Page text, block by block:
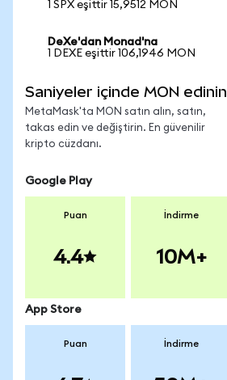
1 SPX eşittir 15,9512 MON
DeXe'dan Monad'na
1 DEXE eşittir 106,1946 MON
Saniyeler içinde MON edinin
MetaMask'ta MON satın alın, satın,
takas edin ve değiştirin. En güvenilir
kripto cüzdanı.
Google Play
Puan
4.4
İndirme
10M+
App Store
Puan İndirme